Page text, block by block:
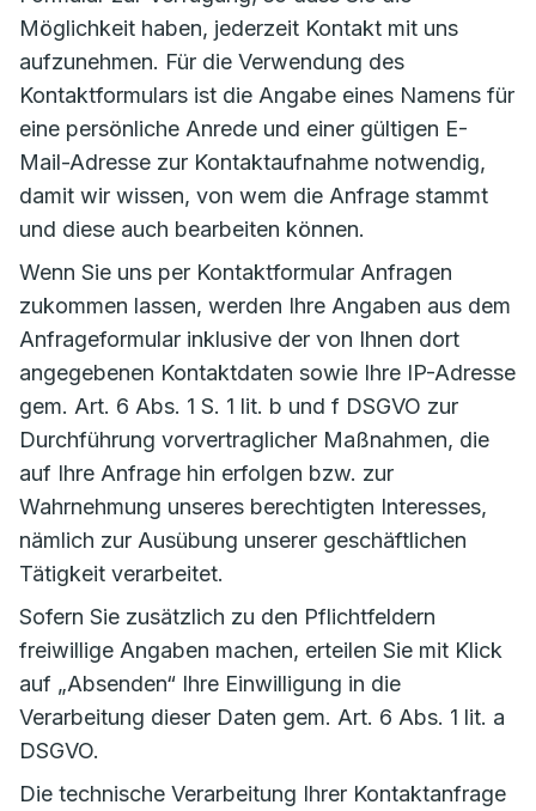
Möglichkeit haben, jederzeit Kontakt mit uns
aufzunehmen. Für die Verwendung des
Kontaktformulars ist die Angabe eines Namens für
eine persönliche Anrede und einer gültigen E-
Mail-Adresse zur Kontaktaufnahme notwendig,
damit wir wissen, von wem die Anfrage stammt
und diese auch bearbeiten können.
Wenn Sie uns per Kontaktformular Anfragen
zukommen lassen, werden Ihre Angaben aus dem
Anfrageformular inklusive der von Ihnen dort
angegebenen Kontaktdaten sowie Ihre IP-Adresse
gem. Art. 6 Abs. 1 S. 1 lit. b und f DSGVO zur
Durchführung vorvertraglicher Maßnahmen, die
auf Ihre Anfrage hin erfolgen bzw. zur
Wahrnehmung unseres berechtigten Interesses,
nämlich zur Ausübung unserer geschäftlichen
Tätigkeit verarbeitet.
Sofern Sie zusätzlich zu den Pflichtfeldern
freiwillige Angaben machen, erteilen Sie mit Klick
auf „Absenden“ Ihre Einwilligung in die
Verarbeitung dieser Daten gem. Art. 6 Abs. 1 lit. a
DSGVO.
Die technische Verarbeitung Ihrer Kontaktanfrage